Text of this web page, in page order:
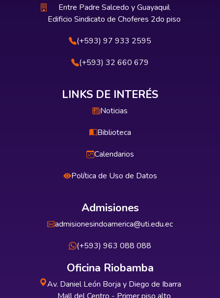
Entre Padre Salcedo y Guayaquil
Edificio Sindicato de Choferes 2do piso
(+593) 97 933 2595
(+593) 32 660 679
LINKS DE INTERÉS
Noticias
Biblioteca
Calendarios
Política de Uso de Datos
Admisiones
admisionesindoamerica@uti.edu.ec
(+593) 963 088 088
Oficina Riobamba
Av. Daniel León Borja y Diego de Ibarra